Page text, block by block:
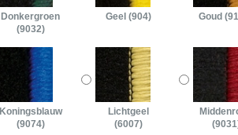
Donkergroen
(9032)
Geel (904) Goud
Koningsblauw
(9074)
Lichtgeel
(6007)